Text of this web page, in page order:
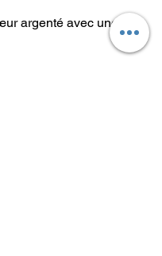
argenté avec une